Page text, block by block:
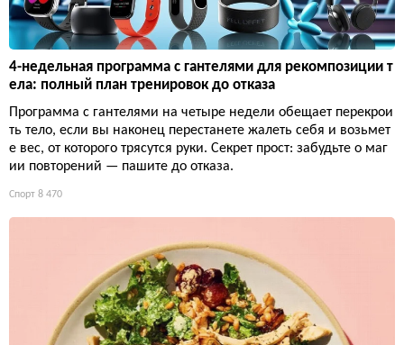
4-недельная программа с гантелями для рекомпозиции т
ела: полный план тренировок до отказа
Программа с гантелями на четыре недели обещает перекрои
ть тело, если вы наконец перестанете жалеть себя и возьмет
е вес, от которого трясутся руки. Секрет прост: забудьте о маг
ии повторений — пашите до отказа.
Спорт 8 470